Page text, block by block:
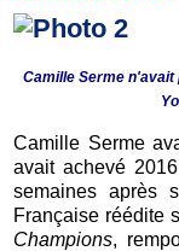
Camille Serme
Camille Serme
avait achevé
semaines après
Française réédite
Champions,